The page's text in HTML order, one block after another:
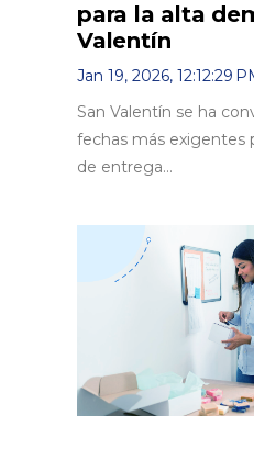
para la alta
Valentín
Jan 19, 2026, 12:12:29
San Valentín se ha
fechas más exigentes
de entrega...